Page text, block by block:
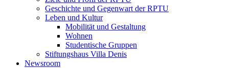
Geschichte und Gegenwart der RPTU
Leben und Kultur
Mobilität und Gestaltung
Wohnen
Studentische Gruppen
Stiftungshaus Villa Denis
Newsroom